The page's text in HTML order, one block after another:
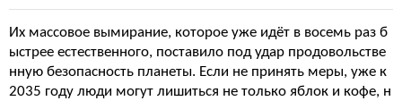
Их массовое вымирание, которое уже идёт в восемь раз б
ыстрее естественного, поставило под удар продовольстве
нную безопасность планеты. Если не принять меры, уже к
2035 году люди могут лишиться не только яблок и кофе, н